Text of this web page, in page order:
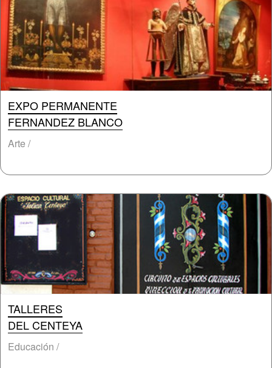
EXPO PERMANENTE
FERNANDEZ BLANCO
Arte /
TALLERES
DEL CENTEYA
Educación /